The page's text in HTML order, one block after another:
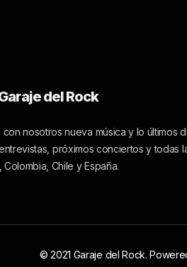
del Rock
nosotros nueva música y lo últimos
próximos conciertos y
Colombia, Chile y España.
© 2021 Garaje del Rock.